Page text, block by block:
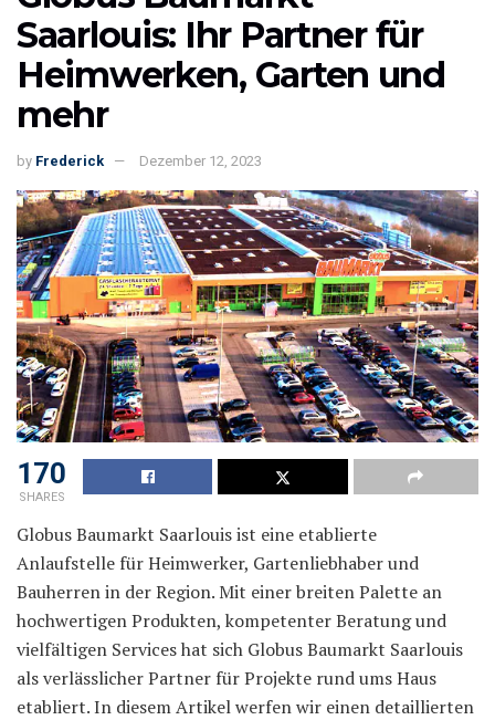
Saarlouis: Ihr Partner für
Heimwerken, Garten und
mehr
by Frederick Dezember 12, 2023
170
SHARES
Globus Baumarkt Saarlouis ist eine etablierte
Anlaufstelle für Heimwerker, Gartenliebhaber und
Bauherren in der Region. Mit einer breiten Palette an
hochwertigen Produkten, kompetenter Beratung und
vielfältigen Services hat sich Globus Baumarkt Saarlouis
als verlässlicher Partner für Projekte rund ums Haus
etabliert. In diesem Artikel werfen wir einen detaillierten